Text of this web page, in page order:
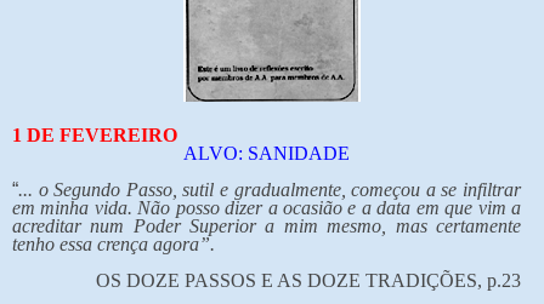
1 DE FEVEREIRO
ALVO: SANIDADE
“... o Segundo Passo, sutil e gradualmente, começou a se infiltrar
em minha vida. Não posso dizer a ocasião e a data em que vim a
acreditar num Poder Superior a mim mesmo, mas certamente
tenho essa crença agora”.
OS DOZE PASSOS E AS DOZE TRADIÇÕES, p.23